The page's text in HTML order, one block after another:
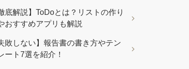
底解説】ToDoとは？リストの作り
おすすめアプリも解説
敗しない】報告書の書き方やテン
ート7選を紹介！